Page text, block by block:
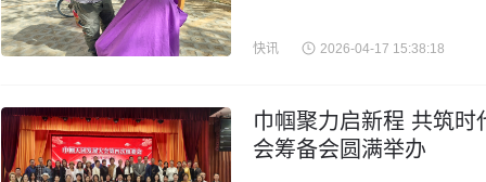
快讯 2026-04-17 15:38:18
巾帼聚力启新程 共筑
会筹备会圆满举办